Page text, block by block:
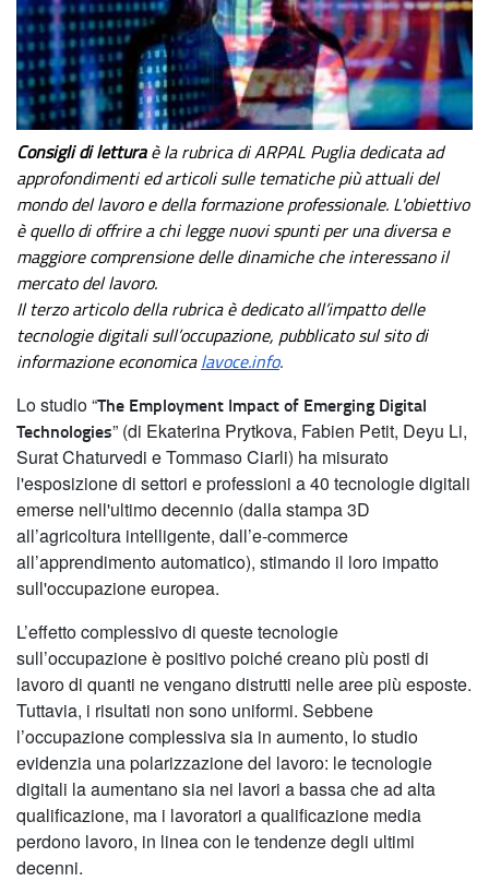
Consigli di lettura è la rubrica di ARPAL Puglia dedicata ad
approfondimenti ed articoli sulle tematiche più attuali del
mondo del lavoro e della formazione professionale. L'obiettivo
è quello di offrire a chi legge nuovi spunti per una diversa e
maggiore comprensione delle dinamiche che interessano il
mercato del lavoro.
Il terzo articolo della rubrica è dedicato all’impatto delle
tecnologie digitali sull’occupazione, pubblicato sul sito di
informazione economica lavoce.info.
Lo studio “The Employment Impact of Emerging Digital
Technologies” (di Ekaterina Prytkova, Fabien Petit, Deyu Li,
Surat Chaturvedi e Tommaso Ciarli) ha misurato
l'esposizione di settori e professioni a 40 tecnologie digitali
emerse nell'ultimo decennio (dalla stampa 3D
all’agricoltura intelligente, dall’e-commerce
all’apprendimento automatico), stimando il loro impatto
sull'occupazione europea.
L’effetto complessivo di queste tecnologie
sull’occupazione è positivo poiché creano più posti di
lavoro di quanti ne vengano distrutti nelle aree più esposte.
Tuttavia, i risultati non sono uniformi. Sebbene
l’occupazione complessiva sia in aumento, lo studio
evidenzia una polarizzazione del lavoro: le tecnologie
digitali la aumentano sia nei lavori a bassa che ad alta
qualificazione, ma i lavoratori a qualificazione media
perdono lavoro, in linea con le tendenze degli ultimi
decenni.